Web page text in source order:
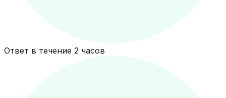
Ответ в течение 2 часов